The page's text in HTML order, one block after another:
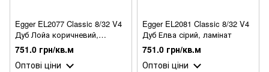
Egger EL2077 Classic 8/32 V4
Дуб Лойа коричневий,
ламінат
751.0 грн/кв.м
Оптові ціни
Egger EL2081 Classic 8/32 V4
Дуб Елва сірий, ламінат
751.0 грн/кв.м
Оптові ціни